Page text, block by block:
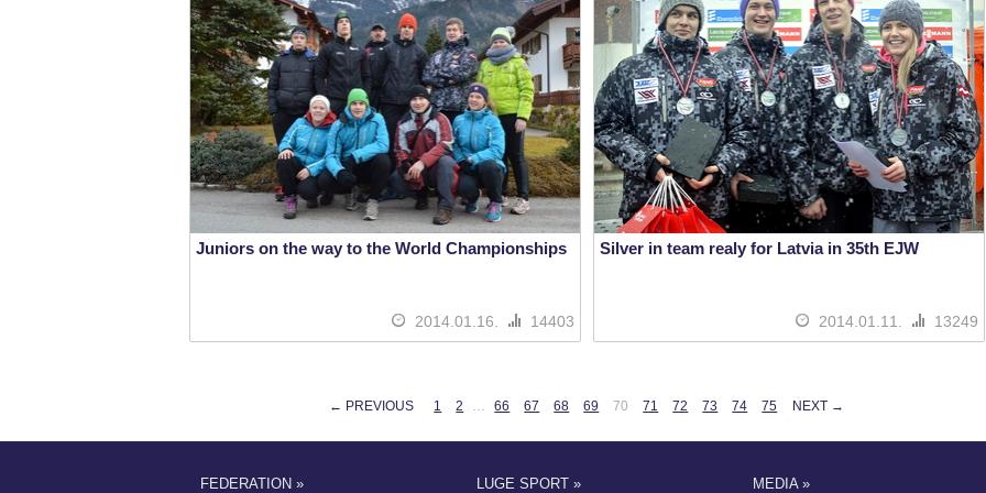
Juniors on the way to the World Championships
2014.01.16. 14403
Silver in team realy for Latvia in 35th EJW
2014.01.11. 13249
← PREVIOUS 1 2 … 66 67 68 69 70 71 72 73 74 75 NEXT →
FEDERATION » LUGE SPORT » MEDIA »